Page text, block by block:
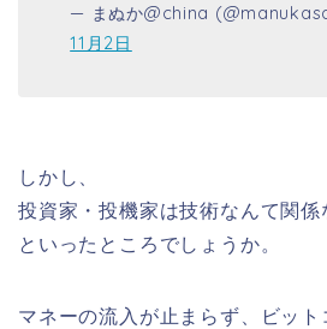
— まぬか@china
11月2日
しかし、
投資家・投機家は技術なんて関係
といったところでしょうか。
マネーの流入が止まらず、ビッ